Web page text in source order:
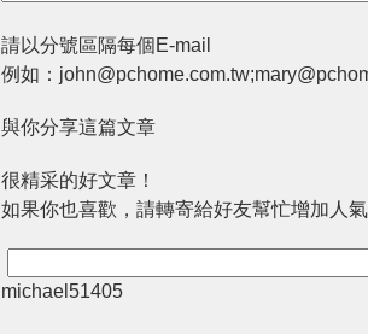
請以分號區隔每個E-mail
例如：
與你分享這篇文章
很精采的好文章！
如果你也喜歡，請轉寄給好友幫忙增加人
michael51405